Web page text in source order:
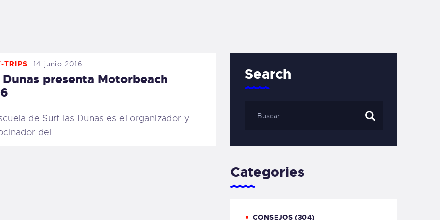
CARRITO
FAMILY
TRIPS 14 junio 2016
Dunas presenta Motorbeach
de Surf las Dunas es el organizador y
del…
Search
Categories
CONSEJOS (304)